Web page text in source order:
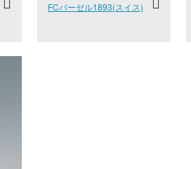
FCバーゼル1893(スイス)